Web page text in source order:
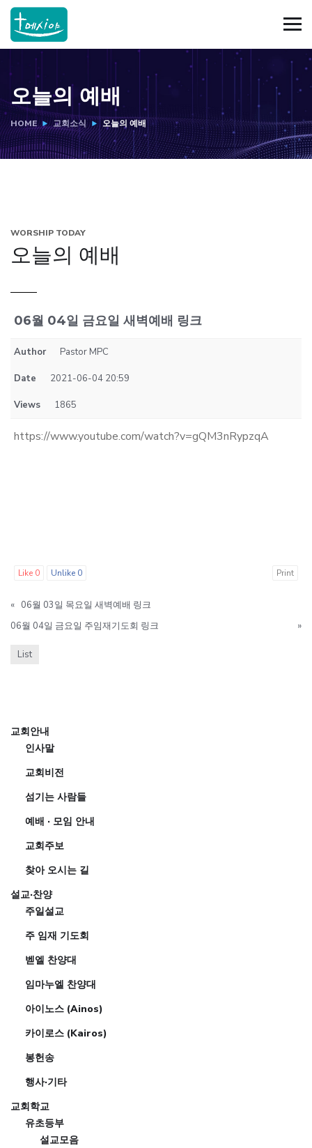
오늘의 예배
HOME 교회소식 오늘의 예배
WORSHIP TODAY
오늘의 예배
06월 04일 금요일 새벽예배 링크
Author Pastor MPC
Date 2021-06-04 20:59
Views 1865
https://www.youtube.com/watch?v=gQM3nRypzqA
Like 0 Unlike 0 Print
« 06월 03일 목요일 새벽예배 링크
06월 04일 금요일 주임재기도회 링크
»
List
교회안내
인사말
교회비전
섬기는 사람들
예배 · 모임 안내
교회주보
찾아 오시는 길
설교·찬양
주일설교
주 임재 기도회
벧엘 찬양대
임마누엘 찬양대
아이노스 (Ainos)
카이로스 (Kairos)
봉헌송
행사·기타
교회학교
유초등부
설교모음